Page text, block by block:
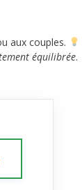
aux couples.
équilibrée.